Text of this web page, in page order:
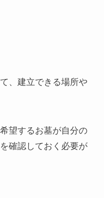
、建立できる場所や
望するお墓が自分の
確認しておく必要が